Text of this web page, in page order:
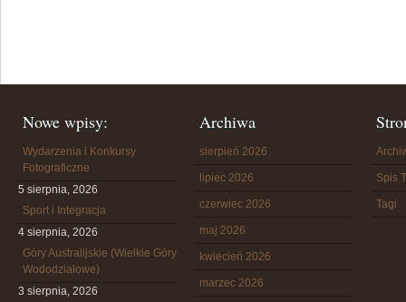
Nowe wpisy:
Wydarzenia i Konkursy
Fotograficzne
5 sierpnia, 2026
Sport i Integracja
4 sierpnia, 2026
Góry Australijskie (Wielkie Góry
Wododziałowe)
3 sierpnia, 2026
Archiwa
sierpień 2026
lipiec 2026
czerwiec 2026
maj 2026
kwiecień 2026
marzec 2026
Spis
Tagi